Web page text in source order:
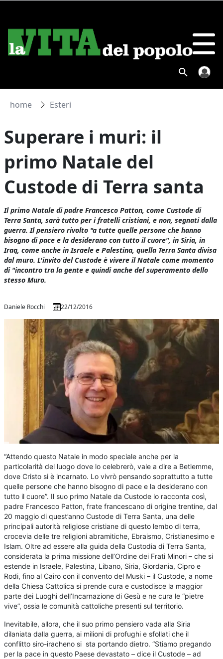
home Esteri
Superare i muri: il
primo Natale del
Custode di Terra santa
Il primo Natale di padre Francesco Patton, come Custode di
Terra Santa, sarà tutto per i fratelli cristiani, e non, segnati dalla
guerra. Il pensiero rivolto "a tutte quelle persone che hanno
bisogno di pace e la desiderano con tutto il cuore", in Siria, in
Iraq, come anche in Israele e Palestina, quella Terra Santa divisa
dal muro. L'invito del Custode è vivere il Natale come momento
di "incontro tra la gente e quindi anche del superamento dello
stesso Muro.
Daniele Rocchi 22/12/2016
“Attendo questo Natale in modo speciale anche per la
particolarità del luogo dove lo celebrerò, vale a dire a Betlemme,
dove Cristo si è incarnato. Lo vivrò pensando soprattutto a tutte
quelle persone che hanno bisogno di pace e la desiderano con
tutto il cuore”. Il suo primo Natale da Custode lo racconta così,
padre Francesco Patton, frate francescano di origine trentine, dal
20 maggio di quest’anno Custode di Terra Santa, una delle
principali autorità religiose cristiane di questo lembo di terra,
crocevia delle tre religioni abramitiche, Ebraismo, Cristianesimo e
Islam. Oltre ad essere alla guida della Custodia di Terra Santa,
considerata la prima missione dell’Ordine dei Frati Minori – che si
estende in Israele, Palestina, Libano, Siria, Giordania, Cipro e
Rodi, fino al Cairo con il convento del Muski – il Custode, a nome
della Chiesa Cattolica si prende cura e custodisce la maggior
parte dei Luoghi dell’Incarnazione di Gesù e ne cura le “pietre
vive”, ossia le comunità cattoliche presenti sul territorio.
Inevitabile, allora, che il suo primo pensiero vada alla Siria
dilaniata dalla guerra, ai milioni di profughi e sfollati che il
conflitto siro-iracheno si sta portando dietro. “Stiamo pregando
per la pace in questo Paese devastato – dice il Custode – ad